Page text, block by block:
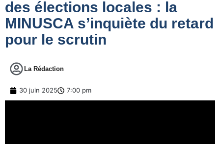
des élections locales : la
MINUSCA s’inquiète du retard
pour le scrutin
La Rédaction
30 juin 2025 7:00 pm